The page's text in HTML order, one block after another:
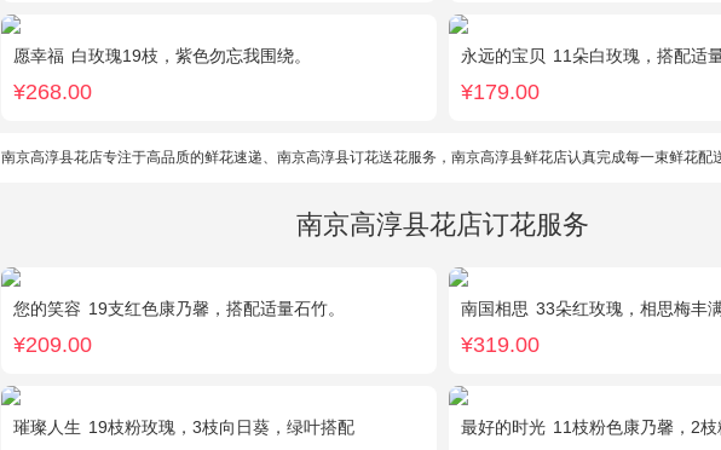
愿幸福 白玫瑰19枝，紫色勿忘我围绕。
¥268.00
永远的宝贝 11朵白玫瑰，搭配适量紫色勿
¥179.00
南京高淳县花店专注于高品质的鲜花速递、南京高淳县订花送花服务，南京高淳县鲜花店认真完成每一束鲜花配
南京高淳县花店订花服务
您的笑容 19支红色康乃馨，搭配适量石竹。
¥209.00
南国相思 33朵红玫瑰，相思梅丰
¥319.00
璀璨人生 19枝粉玫瑰，3枝向日葵，绿叶搭配 最好的时光 11枝粉色康乃馨，2枝粉色多